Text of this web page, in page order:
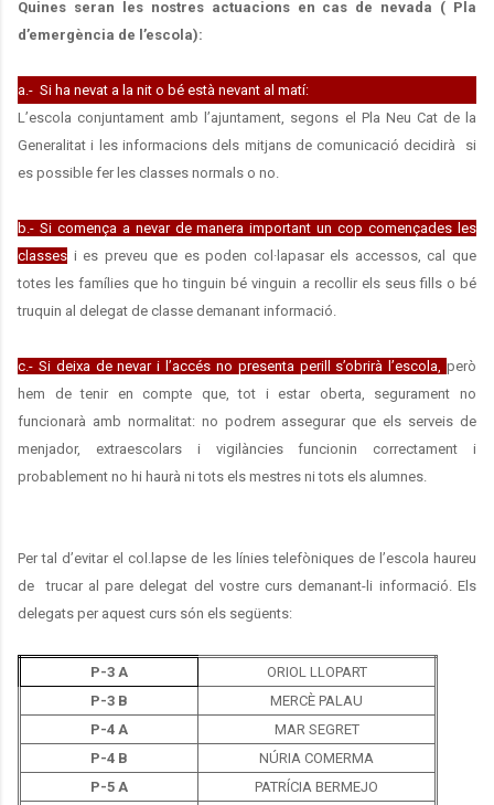
Quines seran les nostres actuacions en cas de nevada ( Pla
d’emergència de l’escola):
a.- Si ha nevat a la nit o bé està nevant al matí:
L’escola conjuntament amb l’ajuntament, segons el Pla Neu Cat de la
Generalitat i les informacions dels mitjans de comunicació decidirà si
es possible fer les classes normals o no.
b.- Si comença a nevar de manera important un cop començades les
classes i es preveu que es poden col·lapasar els accessos, cal que
totes les famílies que ho tinguin bé vinguin a recollir els seus fills o bé
truquin al delegat de classe demanant informació.
c.- Si deixa de nevar i l’accés no presenta perill s’obrirà l’escola, però
hem de tenir en compte que, tot i estar oberta, segurament no
funcionarà amb normalitat: no podrem assegurar que els serveis de
menjador, extraescolars i vigilàncies funcionin correctament i
probablement no hi haurà ni tots els mestres ni tots els alumnes.
Per tal d’evitar el col.lapse de les línies telefòniques de l’escola haureu
de trucar al pare delegat del vostre curs demanant-li informació. Els
delegats per aquest curs són els següents:
P-3 A
ORIOL LLOPART
P-3 B
MERCÈ PALAU
P-4 A
MAR SEGRET
P-4 B
NÚRIA COMERMA
P-5 A
PATRÍCIA BERMEJO